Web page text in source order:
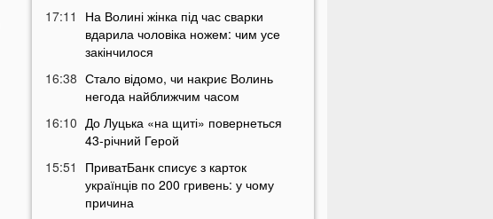
17:11
На Волині жінка під час сварки
вдарила чоловіка ножем: чим усе
закінчилося
16:38 Стало відомо, чи накриє Волинь
негода найближчим часом
16:10 До Луцька «на щиті» повернеться
43-річний Герой
15:51
ПриватБанк списує з карток
українців по 200 гривень: у чому
причина